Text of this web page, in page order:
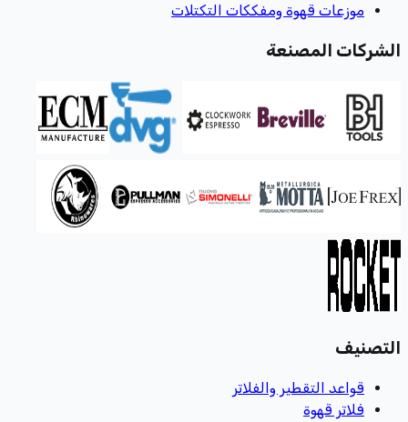
موزعات قهوة ومفككات التكتلات
الشركات المصنعة
التصنيف
قواعد التقطير والفلاتر
فلاتر قهوة